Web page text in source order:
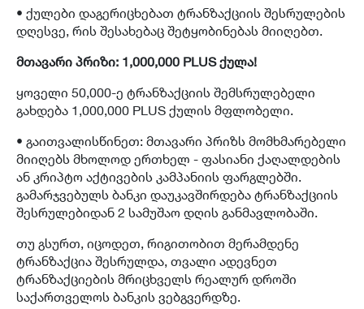
• ქულები დაგერიცხებათ ტრანზაქციის შესრულების
დღესვე, რის შესახებაც შეტყობინებას მიიღებთ.
მთავარი პრიზი: 1,000,000 PLUS ქულა!
ყოველი 50,000-ე ტრანზაქციის შემსრულებელი
გახდება 1,000,000 PLUS ქულის მფლობელი.
• გაითვალისწინეთ: მთავარი პრიზს მომხმარებელი
მიიღებს მხოლოდ ერთხელ - ფასიანი ქაღალდების
ან კრიპტო აქტივების კამპანიის ფარგლებში.
გამარჯვებულს ბანკი დაუკავშირდება ტრანზაქციის
შესრულებიდან 2 სამუშაო დღის განმავლობაში.
თუ გსურთ, იცოდეთ, რიგითობით მერამდენე
ტრანზაქცია შესრულდა, თვალი ადევნეთ
ტრანზაქციების მრიცხველს რეალურ დროში
საქართველოს ბანკის ვებგვერდზე.